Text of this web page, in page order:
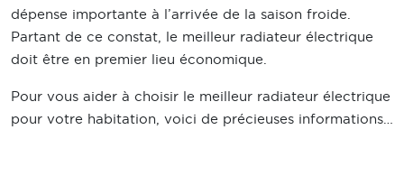
dépense importante à l’arrivée de la saison froide.
Partant de ce constat, le meilleur radiateur électrique
doit être en premier lieu économique.
Pour vous aider à choisir le meilleur radiateur électrique
pour votre habitation, voici de précieuses informations…